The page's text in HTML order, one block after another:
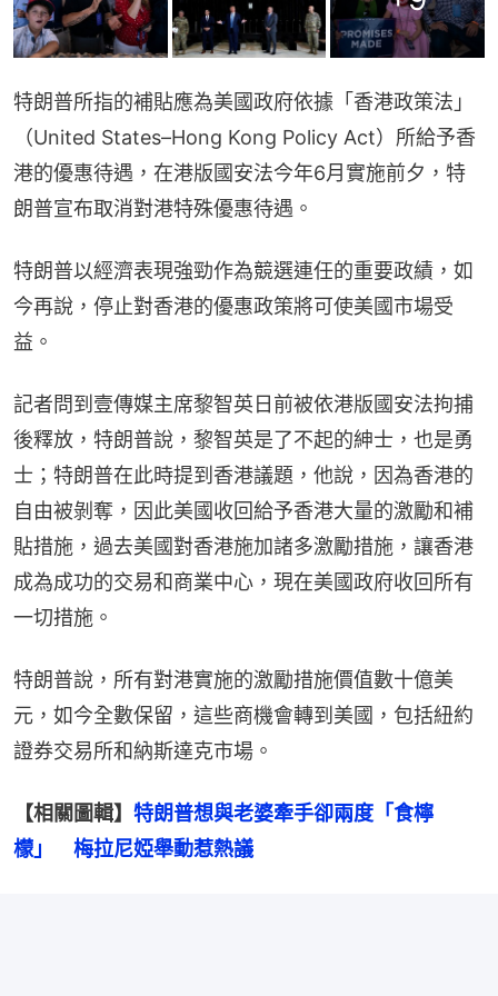
特朗普所指的補貼應為美國政府依據「香港政策法」
（United States–Hong Kong Policy Act）所給予香
港的優惠待遇，在港版國安法今年6月實施前夕，特
朗普宣布取消對港特殊優惠待遇。
特朗普以經濟表現強勁作為競選連任的重要政績，如
今再說，停止對香港的優惠政策將可使美國市場受
益。
記者問到壹傳媒主席黎智英日前被依港版國安法拘捕
後釋放，特朗普說，黎智英是了不起的紳士，也是勇
士；特朗普在此時提到香港議題，他說，因為香港的
自由被剝奪，因此美國收回給予香港大量的激勵和補
貼措施，過去美國對香港施加諸多激勵措施，讓香港
成為成功的交易和商業中心，現在美國政府收回所有
一切措施。
特朗普說，所有對港實施的激勵措施價值數十億美
元，如今全數保留，這些商機會轉到美國，包括紐約
證券交易所和納斯達克市場。
【相關圖輯】 特朗普想與老婆牽手卻兩度「食檸
檬」　梅拉尼婭舉動惹熱議